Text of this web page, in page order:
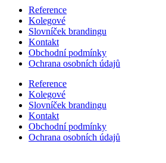
Reference
Kolegové
Slovníček brandingu
Kontakt
Obchodní podmínky
Ochrana osobních údajů
Reference
Kolegové
Slovníček brandingu
Kontakt
Obchodní podmínky
Ochrana osobních údajů